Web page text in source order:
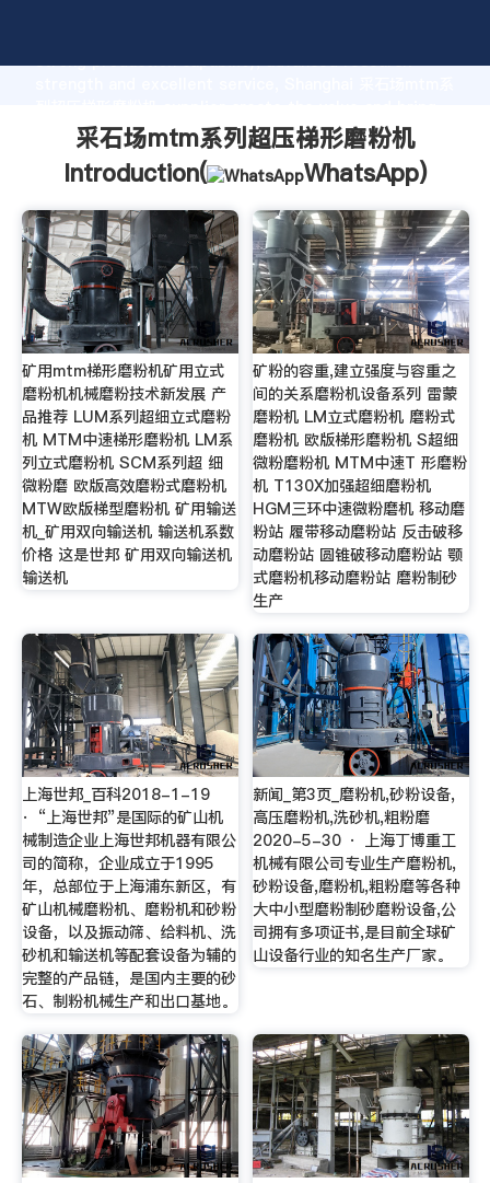
strong production capability, advanced research
values to all of customers.
采石场mtm系列超压梯形磨粉机
Introduction(
WhatsApp)
矿用mtm梯形磨粉机矿用立式
磨粉机机械磨粉技术新发展 产
品推荐 LUM系列超细立式磨粉
机 MTM中速梯形磨粉机 LM系
列立式磨粉机 SCM系列超 细
微粉磨 欧版高效磨粉式磨粉机
MTW欧版梯型磨粉机 矿用输送
机_矿用双向输送机 输送机系数
价格 这是世邦 矿用双向输送机
输送机
矿粉的容重,建立强度与容重之
间的关系磨粉机设备系列 雷蒙
磨粉机 LM立式磨粉机 磨粉式
磨粉机 欧版梯形磨粉机 S超细
微粉磨粉机 MTM中速T 形磨粉
机 T130X加强超细磨粉机
HGM三环中速微粉磨机 移动磨
粉站 履带移动磨粉站 反击破移
动磨粉站 圆锥破移动磨粉站 颚
式磨粉机移动磨粉站 磨粉制砂
生产
上海世邦_百科2018-1-19
· “上海世邦”是国际的矿山机
械制造企业上海世邦机器有限公
司的简称，企业成立于1995
年，总部位于上海浦东新区，有
矿山机械磨粉机、磨粉机和砂粉
设备，以及振动筛、给料机、洗
砂机和输送机等配套设备为辅的
完整的产品链，是国内主要的砂
石、制粉机械生产和出口基地。
新闻_第3页_磨粉机,砂粉设备,
高压磨粉机,洗砂机,粗粉磨
2020-5-30 · 上海丁博重工
机械有限公司专业生产磨粉机,
砂粉设备,磨粉机,粗粉磨等各种
大中小型磨粉制砂磨粉设备,公
司拥有多项证书,是目前全球矿
山设备行业的知名生产厂家。